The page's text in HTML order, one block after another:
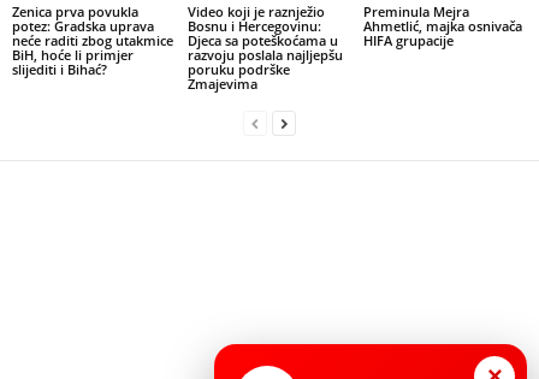
Zenica prva povukla
potez: Gradska uprava
neće raditi zbog utakmice
BiH, hoće li primjer
slijediti i Bihać?
Video koji je raznježio
Bosnu i Hercegovinu:
Djeca sa poteškoćama u
razvoju poslala najljepšu
poruku podrške
Zmajevima
Preminula Mejra
Ahmetlić, majka osnivača
HIFA grupacije